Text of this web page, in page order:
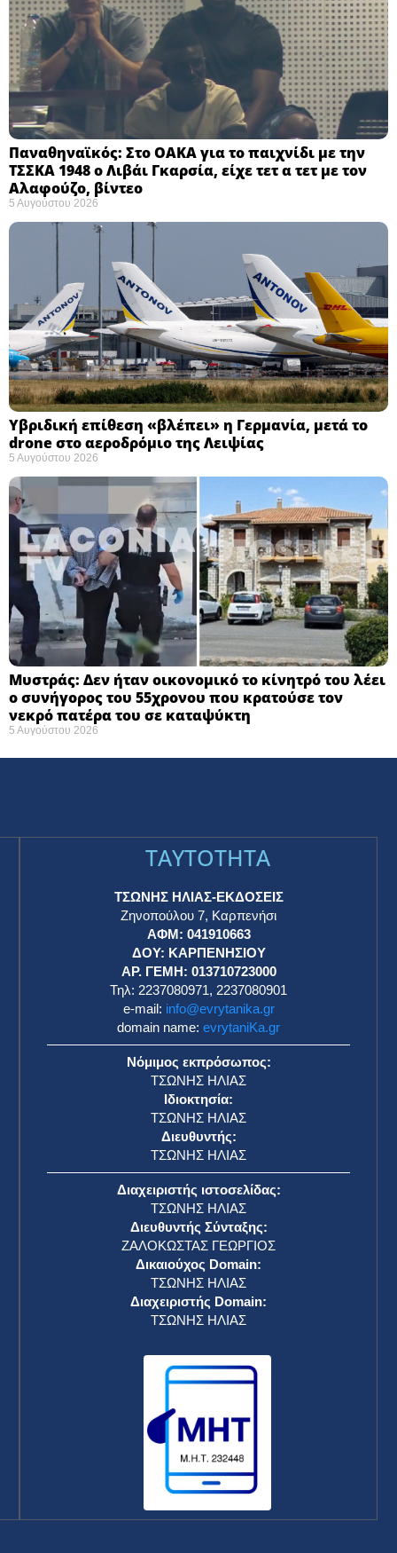
Παναθηναϊκός: Στο ΟΑΚΑ για το παιχνίδι με την
ΤΣΣΚΑ 1948 ο Λιβάι Γκαρσία, είχε τετ α τετ με τον
Αλαφούζο, βίντεο
5 Αυγούστου 2026
Υβριδική επίθεση «βλέπει» η Γερμανία, μετά το
drone στο αεροδρόμιο της Λειψίας
5 Αυγούστου 2026
Μυστράς: Δεν ήταν οικονομικό το κίνητρό του λέει
ο συνήγορος του 55χρονου που κρατούσε τον
νεκρό πατέρα του σε καταψύκτη
5 Αυγούστου 2026
TAYTOTHTA
ΤΣΩΝΗΣ ΗΛΙΑΣ-ΕΚΔΟΣΕΙΣ
Ζηνοπούλου 7, Καρπενήσι
ΑΦΜ: 041910663
ΔΟΥ: ΚΑΡΠΕΝΗΣΙΟΥ
ΑΡ. ΓΕΜΗ: 013710723000
Τηλ: 2237080971, 2237080901
e-mail: info@evrytanika.gr
domain name: evrytaniKa.gr
Νόμιμος εκπρόσωπος:
ΤΣΩΝΗΣ ΗΛΙΑΣ
Ιδιοκτησία:
ΤΣΩΝΗΣ ΗΛΙΑΣ
Διευθυντής:
ΤΣΩΝΗΣ ΗΛΙΑΣ
Διαχειριστής ιστοσελίδας:
ΤΣΩΝΗΣ ΗΛΙΑΣ
Διευθυντής Σύνταξης:
ΖΑΛΟΚΩΣΤΑΣ ΓΕΩΡΓΙΟΣ
Δικαιούχος Domain:
ΤΣΩΝΗΣ ΗΛΙΑΣ
Διαχειριστής Domain:
ΤΣΩΝΗΣ ΗΛΙΑΣ